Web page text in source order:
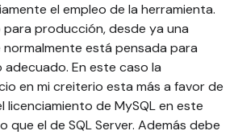
el empleo de la herramienta.
para producción, desde ya una
está pensada para
En este caso la
en mi creiterio esta más a favor de
licenciamiento de MySQL en este
que el de SQL Server. Además debe